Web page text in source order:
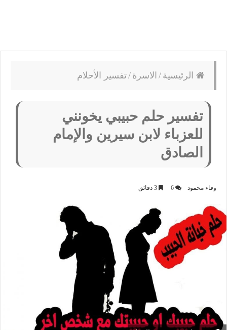
الرئيسية / الاسرة /تفسير الأحلام
تفسير حلم حبيبي يخونني
للعزباء لابن سيرين والإمام
الصادق
وفاء محمود 6